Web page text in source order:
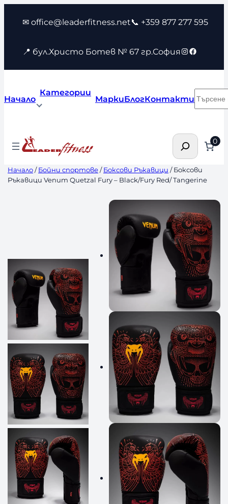
съдържанието
✉ office@leaderfitness.net📞 +359 877 277 595
📍 бул.Христо Ботев № 67 гр.София Instagram
Facebook
Начало
Категории
МаркиБлогКонтакти
Търсене 0
Начало/Бойни спортове/Боксови Ръкавици / Боксови
Ръкавици Venum Quetzal Fury – Black/Fury Red/ Tangerine